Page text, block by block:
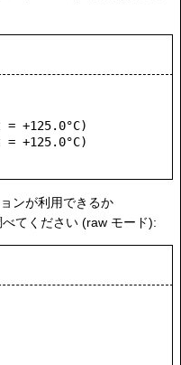
+125.0°C)
+125.0°C)
ンが利用できるか
てください (raw モード):